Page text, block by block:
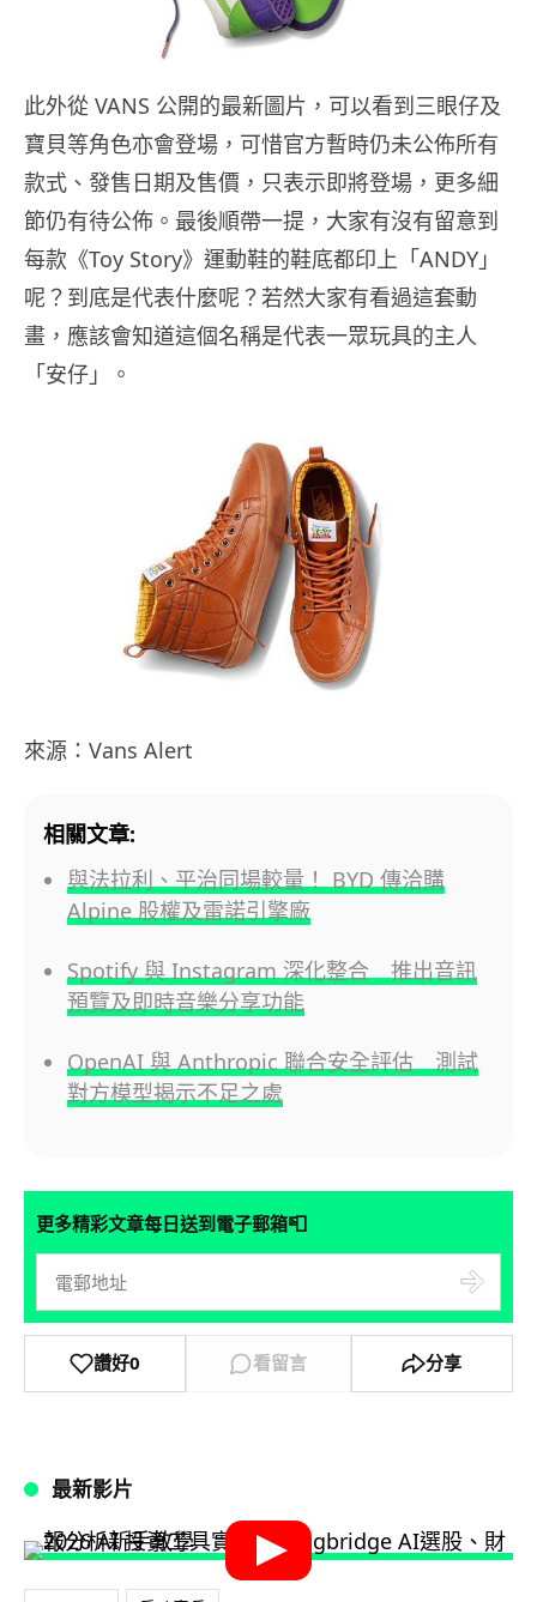
此外從 VANS 公開的最新圖片，可以看到三眼仔及
寶貝等角色亦會登場，可惜官方暫時仍未公佈所有
款式、發售日期及售價，只表示即將登場，更多細
節仍有待公佈。最後順帶一提，大家有沒有留意到
每款《Toy Story》運動鞋的鞋底都印上「ANDY」
呢？到底是代表什麼呢？若然大家有看過這套動
畫，應該會知道這個名稱是代表一眾玩具的主人
「安仔」。
來源：Vans Alert
相關文章:
與法拉利、平治同場較量！ BYD 傳洽購
Alpine 股權及雷諾引擎廠
Spotify 與 Instagram 深化整合 推出音訊
預覽及即時音樂分享功能
OpenAI 與 Anthropic 聯合安全評估 測試
對方模型揭示不足之處
更多精彩文章每日送到電子郵箱📮
讚好0 看留言 分享
最新影片